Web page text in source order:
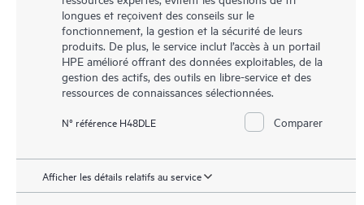
longues et reçoivent des conseils sur le
fonctionnement, la gestion et la sécurité de leurs
produits. De plus, le service inclut l’accès à un portail
HPE amélioré offrant des données exploitables, de la
gestion des actifs, des outils en libre-service et des
ressources de connaissances sélectionnées.
N° référence H48DLE Comparer
Afficher les détails relatifs au service